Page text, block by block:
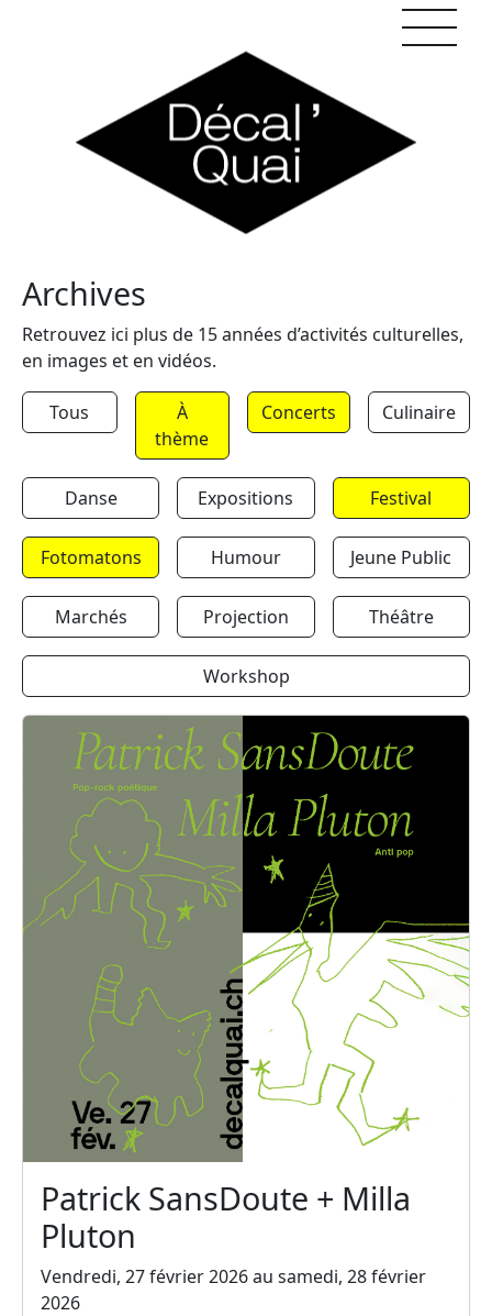
Archives
Retrouvez ici plus de 15 années d’activités culturelles,
en images et en vidéos.
Tous
À
thème
Concerts Culinaire
Danse Expositions Festival
Fotomatons Humour Jeune Public
Marchés Projection Théâtre
Workshop
Patrick SansDoute + Milla
Pluton
Vendredi, 27 février 2026 au samedi, 28 février
2026